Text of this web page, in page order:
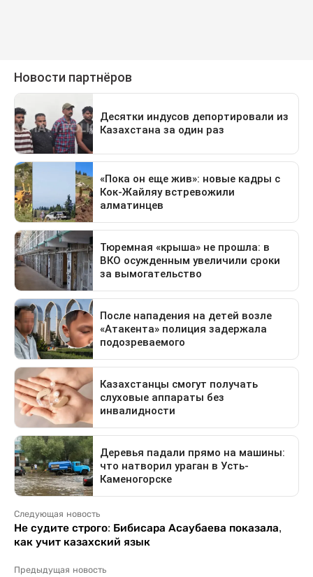
Следующая новость
Не судите строго: Бибисара Асаубаева показала,
как учит казахский язык
Предыдущая новость